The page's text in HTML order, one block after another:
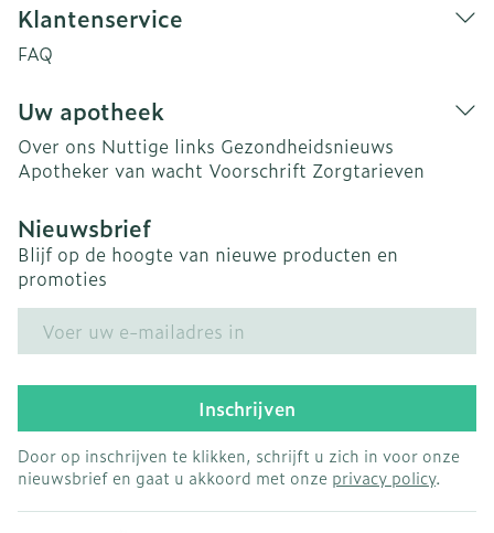
Klantenservice
FAQ
Uw apotheek
Over ons Nuttige links Gezondheidsnieuws
Apotheker van wacht Voorschrift Zorgtarieven
Nieuwsbrief
Blijf op de hoogte van nieuwe producten en
promoties
Inschrijven
Door op inschrijven te klikken, schrijft u zich in voor onze
nieuwsbrief en gaat u akkoord met onze privacy policy.